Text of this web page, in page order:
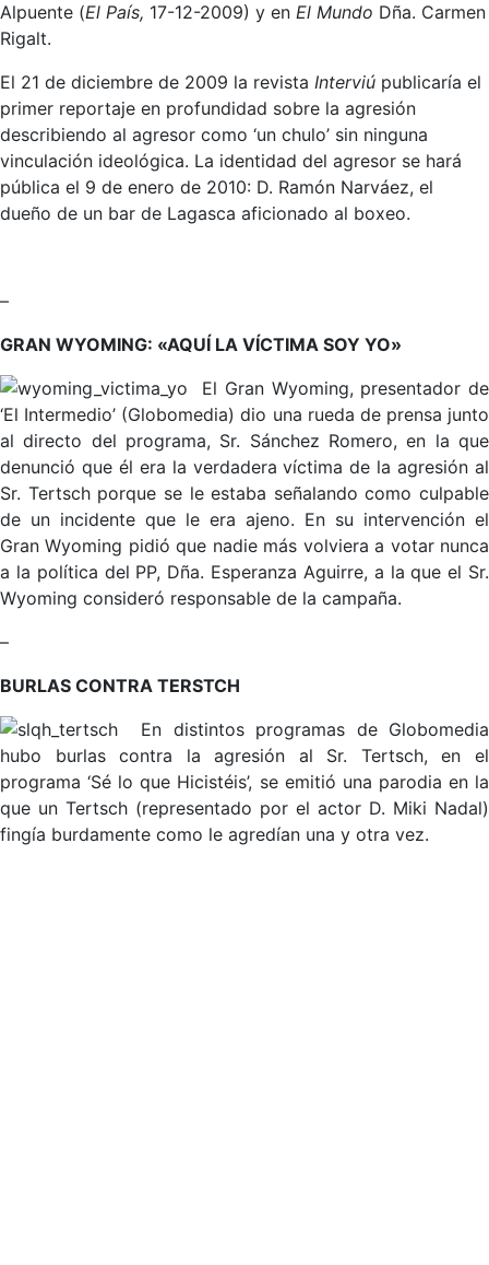
Alpuente (El País, 17-12-2009) y en El Mundo Dña. Carmen
Rigalt.
El 21 de diciembre de 2009 la revista Interviú publicaría el
primer reportaje en profundidad sobre la agresión
describiendo al agresor como ‘un chulo’ sin ninguna
vinculación ideológica. La identidad del agresor se hará
pública el 9 de enero de 2010: D. Ramón Narváez, el
dueño de un bar de Lagasca aficionado al boxeo.
–
GRAN WYOMING: «AQUÍ LA VÍCTIMA SOY YO»
El Gran Wyoming, presentador de
‘El Intermedio’ (Globomedia) dio una rueda de prensa junto
al directo del programa, Sr. Sánchez Romero, en la que
denunció que él era la verdadera víctima de la agresión al
Sr. Tertsch porque se le estaba señalando como culpable
de un incidente que le era ajeno. En su intervención el
Gran Wyoming pidió que nadie más volviera a votar nunca
a la política del PP, Dña. Esperanza Aguirre, a la que el Sr.
Wyoming consideró responsable de la campaña.
–
BURLAS CONTRA TERSTCH
En distintos programas de Globomedia
hubo burlas contra la agresión al Sr. Tertsch, en el
programa ‘Sé lo que Hicistéis’, se emitió una parodia en la
que un Tertsch (representado por el actor D. Miki Nadal)
fingía burdamente como le agredían una y otra vez.